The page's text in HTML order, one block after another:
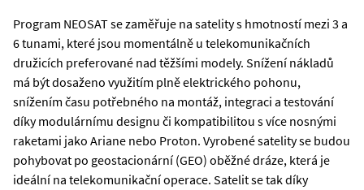
Program NEOSAT se zaměřuje na satelity s hmotností mezi 3 a
6 tunami, které jsou momentálně u telekomunikačních
družicích preferované nad těžšími modely. Snížení nákladů
má být dosaženo využitím plně elektrického pohonu,
snížením času potřebného na montáž, integraci a testování
díky modulárnímu designu či kompatibilitou s více nosnými
raketami jako Ariane nebo Proton. Vyrobené satelity se budou
pohybovat po geostacionární (GEO) oběžné dráze, která je
ideální na telekomunikační operace. Satelit se tak díky